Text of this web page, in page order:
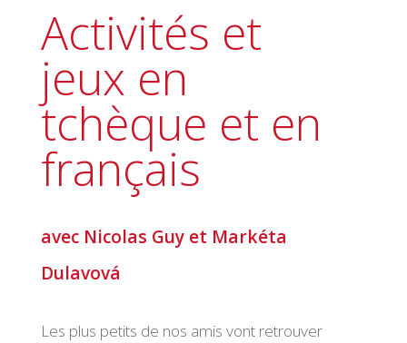
Activités et
jeux en
tchèque et en
français
avec Nicolas Guy et Markéta
Dulavová
Les plus petits de nos amis vont retrouver